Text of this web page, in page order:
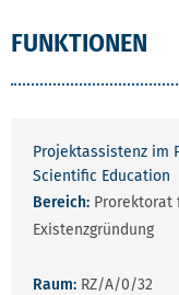
FUNKTIONEN
Projektassistenz im
Scientific Education
Bereich: Prorektorat
Existenzgründung
Raum: RZ/A/0/32